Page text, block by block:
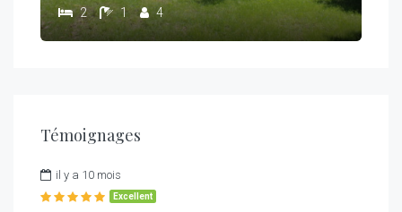
2 1 4
Témoignages
il y a 10 mois
Excellent